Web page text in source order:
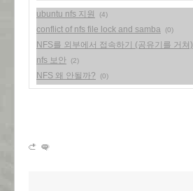
ubuntu nfs 지원 (4)
conflict of nfs file lock and samba (0)
NFS를 외부에서 접속하기 (공유기를 거쳐)
nfs 보안 (2)
NFS 왜 안될까? (0)